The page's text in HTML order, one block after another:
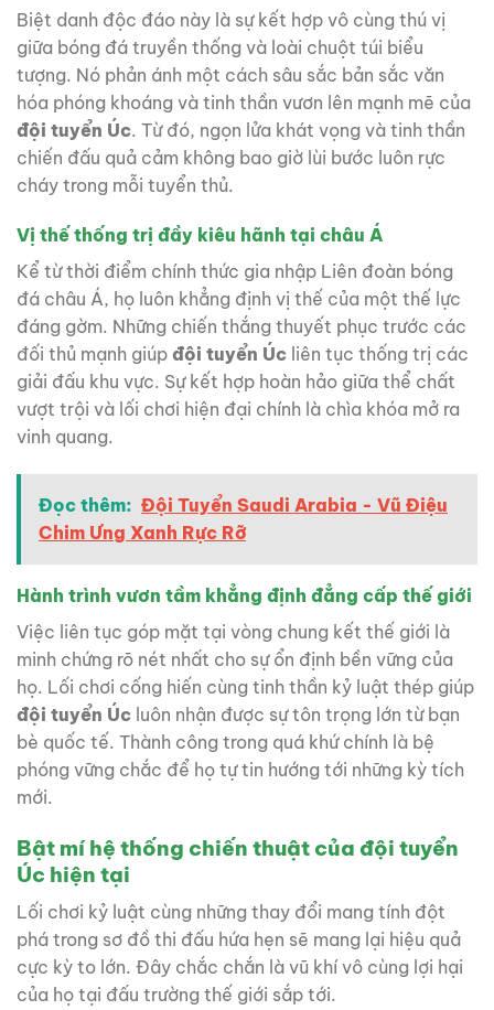
Biệt danh độc đáo này là sự kết hợp vô cùng thú vị
giữa bóng đá truyền thống và loài chuột túi biểu
tượng. Nó phản ánh một cách sâu sắc bản sắc văn
hóa phóng khoáng và tinh thần vươn lên mạnh mẽ của
đội tuyển Úc. Từ đó, ngọn lửa khát vọng và tinh thần
chiến đấu quả cảm không bao giờ lùi bước luôn rực
cháy trong mỗi tuyển thủ.
Vị thế thống trị đầy kiêu hãnh tại châu Á
Kể từ thời điểm chính thức gia nhập Liên đoàn bóng
đá châu Á, họ luôn khẳng định vị thế của một thế lực
đáng gờm. Những chiến thắng thuyết phục trước các
đối thủ mạnh giúp đội tuyển Úc liên tục thống trị các
giải đấu khu vực. Sự kết hợp hoàn hảo giữa thể chất
vượt trội và lối chơi hiện đại chính là chìa khóa mở ra
vinh quang.
Đọc thêm: Đội Tuyển Saudi Arabia - Vũ Điệu
Chim Ưng Xanh Rực Rỡ
Hành trình vươn tầm khẳng định đẳng cấp thế giới
Việc liên tục góp mặt tại vòng chung kết thế giới là
minh chứng rõ nét nhất cho sự ổn định bền vững của
họ. Lối chơi cống hiến cùng tinh thần kỷ luật thép giúp
đội tuyển Úc luôn nhận được sự tôn trọng lớn từ bạn
bè quốc tế. Thành công trong quá khứ chính là bệ
phóng vững chắc để họ tự tin hướng tới những kỳ tích
mới.
Bật mí hệ thống chiến thuật của đội tuyển
Úc hiện tại
Lối chơi kỷ luật cùng những thay đổi mang tính đột
phá trong sơ đồ thi đấu hứa hẹn sẽ mang lại hiệu quả
cực kỳ to lớn. Đây chắc chắn là vũ khí vô cùng lợi hại
của họ tại đấu trường thế giới sắp tới.